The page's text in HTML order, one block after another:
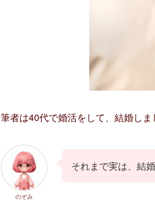
筆者は40代で婚活をして、結婚しま
のぞみ
それまで実は、結